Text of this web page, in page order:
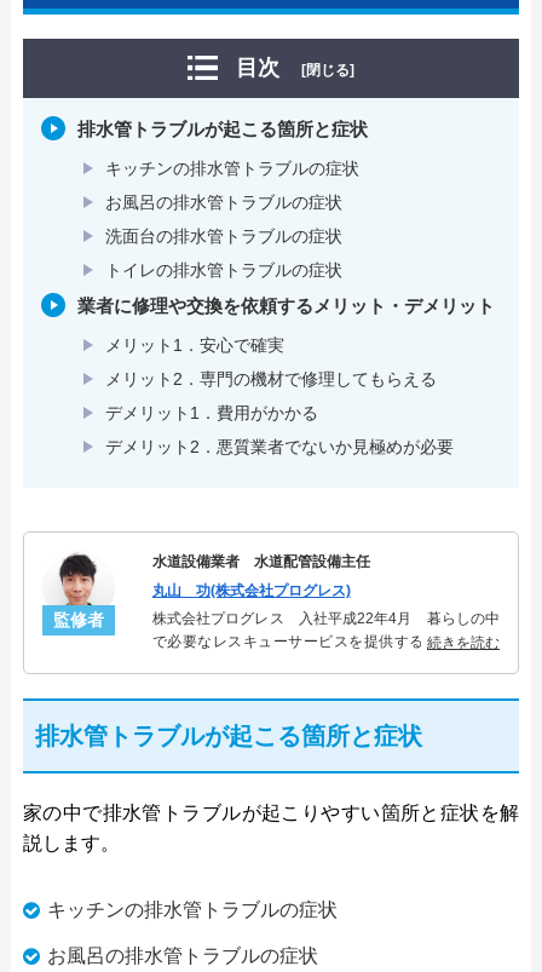
目次 [閉じる]
排水管トラブルが起こる箇所と症状
キッチンの排水管トラブルの症状
お風呂の排水管トラブルの症状
洗面台の排水管トラブルの症状
トイレの排水管トラブルの症状
業者に修理や交換を依頼するメリット・デメリット
メリット1．安心で確実
メリット2．専門の機材で修理してもらえる
デメリット1．費用がかかる
デメリット2．悪質業者でないか見極めが必要
監修者
水道設備業者 水道配管設備主任
丸山 功(株式会社プログレス)
株式会社プログレス 入社平成22年4月 暮らしの中
で必要なレスキューサービスを提供する株式会社プ
シャリスト。
続きを読む
排水管トラブルが起こる箇所と症状
家の中で排水管トラブルが起こりやすい箇所と症状を解
説します。
キッチンの排水管トラブルの症状
お風呂の排水管トラブルの症状